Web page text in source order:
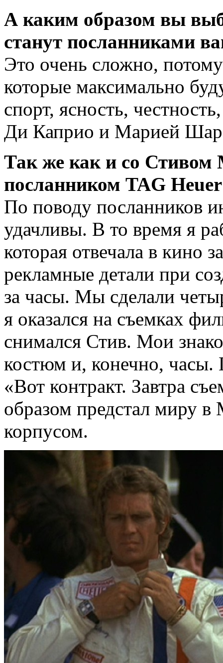
А каким образом вы
станут посланниками
Это очень сложно,
которые максимально
спорт, ясность,
Ди Каприо и Марией
Так же как и со
посланником TAG
По поводу посланников
удачливы. В то время я
которая отвечала в кино
рекламные детали при
за часы. Мы сделали
я оказался на съемках
снимался Стив. Мои
костюм и, конечно, часы.
«Вот контракт. Завтра
образом предстал миру в
корпусом.